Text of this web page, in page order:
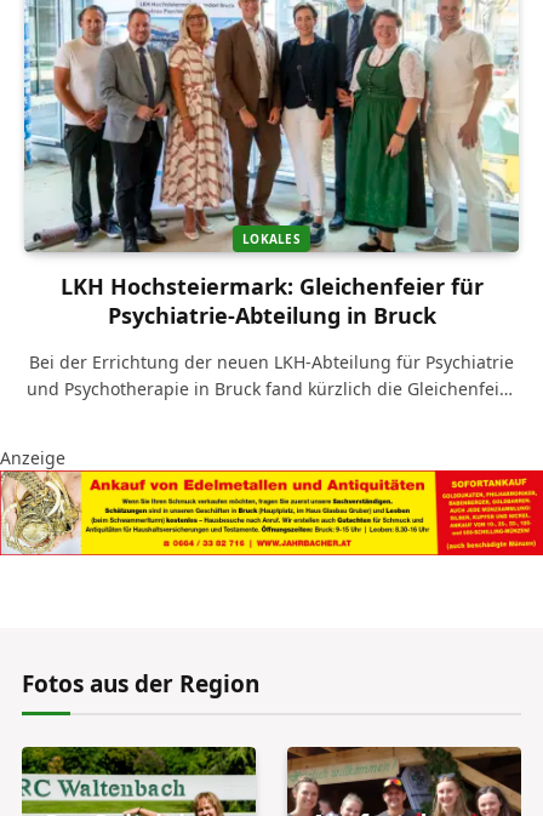
LOKALES
LKH Hochsteiermark: Gleichenfeier für
Psychiatrie-Abteilung in Bruck
Bei der Errichtung der neuen LKH-Abteilung für Psychiatrie
und Psychotherapie in Bruck fand kürzlich die Gleichenfeier
Anzeige
Fotos aus der Region